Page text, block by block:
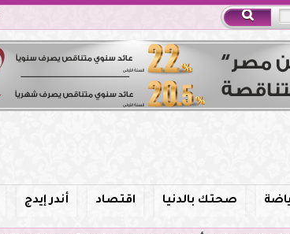
صحتك بالدنيا اقتصاد أندر إيدج